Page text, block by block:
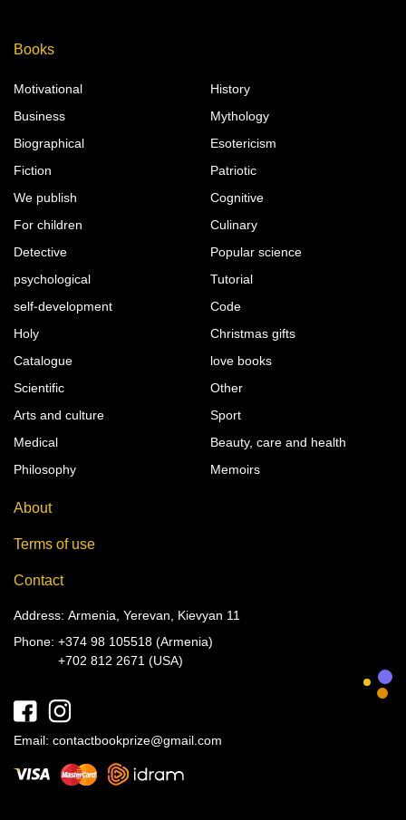
Books
Motivational
Business
Biographical
Fiction
We publish
For children
Detective
psychological
self-development
Holy
Catalogue
Scientific
Arts and culture
Medical
Philosophy
History
Mythology
Esotericism
Patriotic
Cognitive
Culinary
Popular science
Tutorial
Code
Christmas gifts
love books
Other
Sport
Beauty, care and health
Memoirs
About
Terms of use
Contact
Address: Armenia, Yerevan, Kievyan 11
Phone: +374 98 105518 (Armenia)
+702 812 2671 (USA)
Email: contactbookprize@gmail.com